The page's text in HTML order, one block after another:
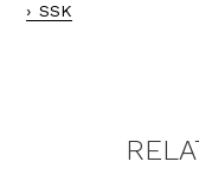
SSK